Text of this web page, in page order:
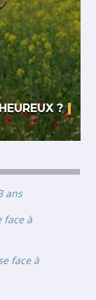
?
ans
face à
face à